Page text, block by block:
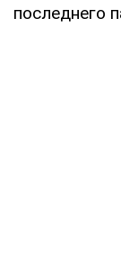
последнего